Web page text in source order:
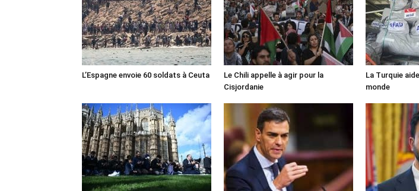
L’Espagne envoie 60 soldats à Ceuta
Le Chili appelle à agir pour la
Cisjordanie
La Turquie
monde